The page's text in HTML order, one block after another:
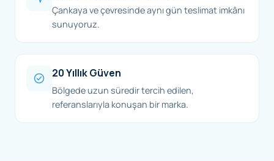
Çankaya ve çevresinde aynı gün teslimat imkânı
sunuyoruz.
20 Yıllık Güven
Bölgede uzun süredir tercih edilen,
referanslarıyla konuşan bir marka.